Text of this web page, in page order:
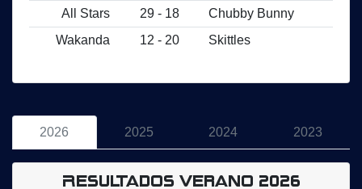
All Stars
29 - 18
Chubby Bunny
Wakanda
12 - 20 Skittles
2026 2025 2024 2023
Resultados Verano 2026